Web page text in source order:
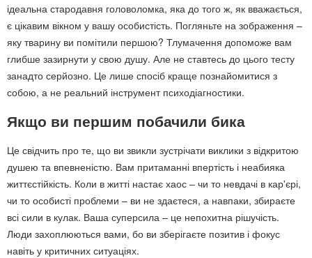
ідеальна стародавня головоломка, яка до того ж, як вважається,
є цікавим вікном у вашу особистість. Погляньте на зображення –
яку тварину ви помітили першою? Тлумачення допоможе вам
глибше зазирнути у свою душу. Але не ставтесь до цього тесту
занадто серйозно. Це лише спосіб краще познайомитися з
собою, а не реальний інструмент психодіагностики.
Якщо ви першим побачили бика
Це свідчить про те, що ви звикли зустрічати виклики з відкритою
душею та впевненістю. Вам притаманні впертість і неабияка
життєстійкість. Коли в житті настає хаос – чи то невдачі в кар'єрі,
чи то особисті проблеми – ви не здаєтеся, а навпаки, збираєте
всі сили в кулак. Ваша суперсила – це непохитна рішучість.
Люди захоплюються вами, бо ви зберігаєте позитив і фокус
навіть у критичних ситуаціях.